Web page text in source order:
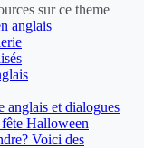
sur ce theme
anglais
anglais et dialogues
Halloween
Voici des